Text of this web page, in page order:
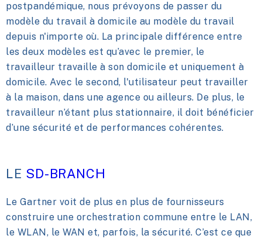
postpandémique, nous prévoyons de passer du
modèle du travail à domicile au modèle du travail
depuis n'importe où. La principale différence entre
les deux modèles est qu’avec le premier, le
travailleur travaille à son domicile et uniquement à
domicile. Avec le second, l'utilisateur peut travailler
à la maison, dans une agence ou ailleurs. De plus, le
travailleur n’étant plus stationnaire, il doit bénéficier
d’une sécurité et de performances cohérentes.
LE SD-BRANCH
Le Gartner voit de plus en plus de fournisseurs
construire une orchestration commune entre le LAN,
le WLAN, le WAN et, parfois, la sécurité. C’est ce que